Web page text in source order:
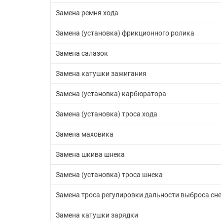
Замена ремня хода
Замена (установка) фрикционного ролика
Замена салазок
Замена катушки зажигания
Замена (установка) карбюратора
Замена (установка) троса хода
Замена маховика
Замена шкива шнека
Замена (установка) троса шнека
Замена троса регулировки дальности выброса
Замена катушки зарядки